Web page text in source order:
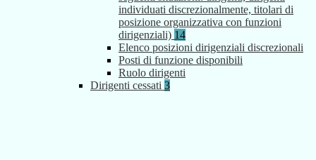
individuati discrezionalmente, titolari di
posizione organizzativa con funzioni
dirigenziali) 14
Elenco posizioni dirigenziali discrezionali
Posti di funzione disponibili
Ruolo dirigenti
Dirigenti cessati 3